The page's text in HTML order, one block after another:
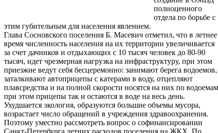
полноценного
отдела по борьбе с
этим губительным для населения явлением.
Глава Сосновского поселения Б. Масевич отметил, что в летнее
время численность населения на их территории увеличивается
за счет дачников и отдыхающих с 10 тысяч человек до 80-90
тысяч, идет чрезмерная нагрузка на инфраструктуру, при этом
приезжие ведут себя бесцеремонно: занимают берега водоемов,
заталкивают автоприцепы с катерами в воду, отцепляют
плавсредства и на полной скорости носятся на них по
при этом прицепы так и остаются в воде на весь день.
Ухудшается экология, образуются большие объемы мусора,
возрастает число обращений в учреждения здравоохранения.
Поэтому уместно рассмотреть вопрос о софинансировании